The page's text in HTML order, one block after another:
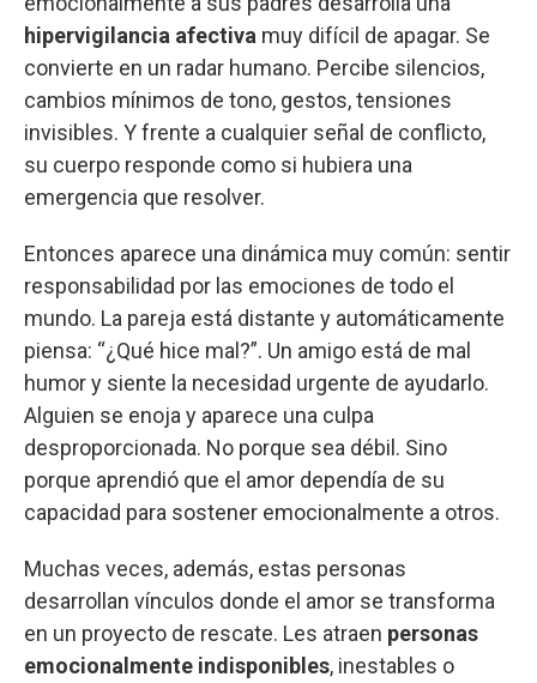
hipervigilancia afectiva muy difícil de apagar. Se
convierte en un radar humano. Percibe silencios,
cambios mínimos de tono, gestos, tensiones
invisibles. Y frente a cualquier señal de conflicto,
su cuerpo responde como si hubiera una
emergencia que resolver.
Entonces aparece una dinámica muy común: sentir
responsabilidad por las emociones de todo el
mundo. La pareja está distante y automáticamente
piensa: “¿Qué hice mal?”. Un amigo está de mal
humor y siente la necesidad urgente de ayudarlo.
Alguien se enoja y aparece una culpa
desproporcionada. No porque sea débil. Sino
porque aprendió que el amor dependía de su
capacidad para sostener emocionalmente a otros.
Muchas veces, además, estas personas
desarrollan vínculos donde el amor se transforma
en un proyecto de rescate. Les atraen personas
emocionalmente indisponibles, inestables o